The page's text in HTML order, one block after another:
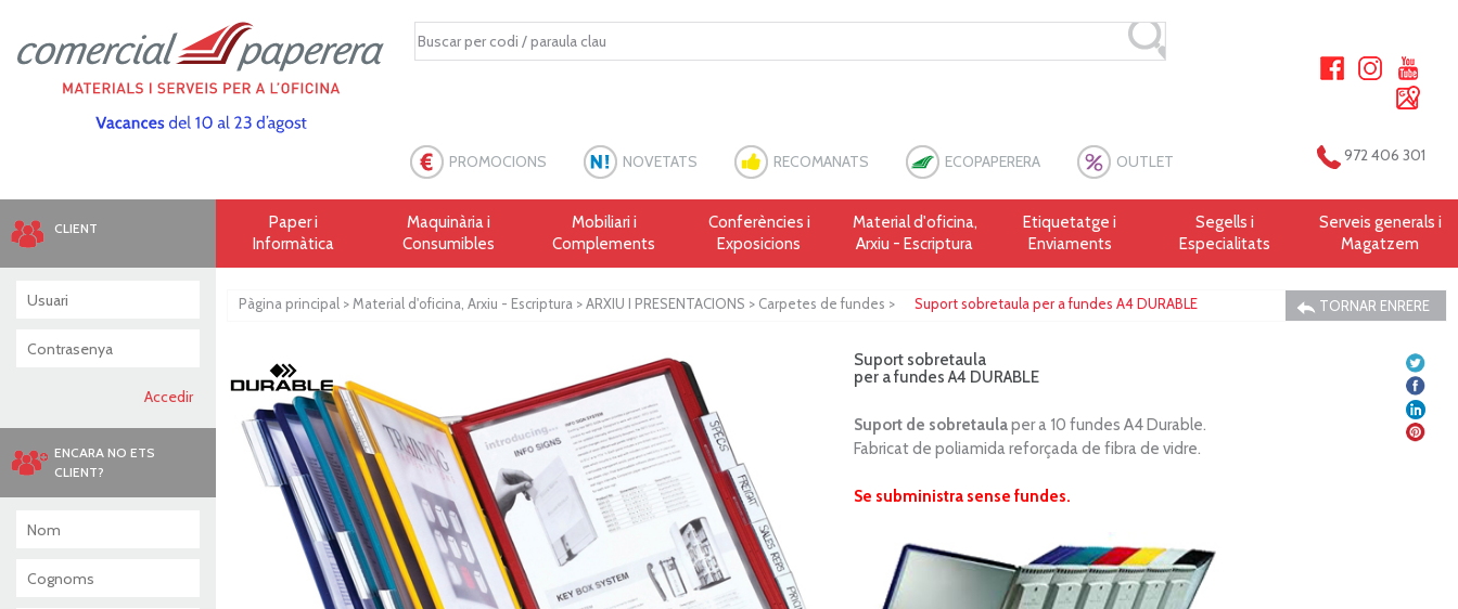
PROMOCIONS NOVETATS RECOMANATS ECOPAPERERA OUTLET 972 406 301
Paper i
Informàtica
Maquinària i
Consumibles
Mobiliari i
Complements
Conferències i
Exposicions
Material d'oficina,
Arxiu - Escriptura
Etiquetatge i
Enviaments
Segells i
Especialitats
Serveis generals i
Magatzem
Pàgina principal > Material d'oficina, Arxiu - Escriptura >ARXIU I PRESENTACIONS > Carpetes de fundes > Suport sobretaula per a fundes A4 DURABLE TORNAR ENRERE
Suport sobretaula
per a fundes A4 DURABLE
Suport de sobretaulaper a 10 fundes A4 Durable.
Fabricat de poliamida reforçada de fibra de vidre.
Se subministra sense fundes.
CLIENT
ENCARA NO ETS
CLIENT?